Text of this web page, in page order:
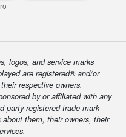
logos, and service marks
are registered® and/or
respective owners.
by or affiliated with any
party registered trade mark
them, their owners, their